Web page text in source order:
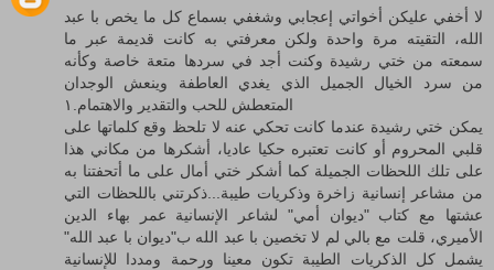
لا أخفي عليكن أخواتي إعجابي وشغفي بسماع كل ما يخص با عبد
الله، التقيته مرة واحدة ولكن معرفتي به كانت قديمة عبر ما
سمعته من ختي رشيدة وكنت أجد في سردها متعة خاصة وكأنه
من سرد الخيال الجميل الذي يغدي العاطفة وينعش الوجدان
المتعطش للحب والتقدير والاهتمام.١
يمكن ختي رشيدة عندما كانت تحكي عنه لا تلحظ وقع كلماتها على
قلبي المحروم أو كانت تعتبره حكيا عاديا، أشكرها من مكاني هذا
على تلك اللحظات الجميلة كما أشكر ختي أمال على ما أتحفتنا به
من مشاعر إنسانية زاخرة وذكريات طيبة...ذكرتني باللحظات التي
عشتها مع كتاب "ديوان أمي" لشاعر الإنسانية عمر بهاء الدين
الأميري، قلت مع بالي لم لا تخصين با عبد الله ب"ديوان با عبد الله"
يشمل كل الذكريات الطيبة تكون معينا ورحمة ومددا للإنسانية